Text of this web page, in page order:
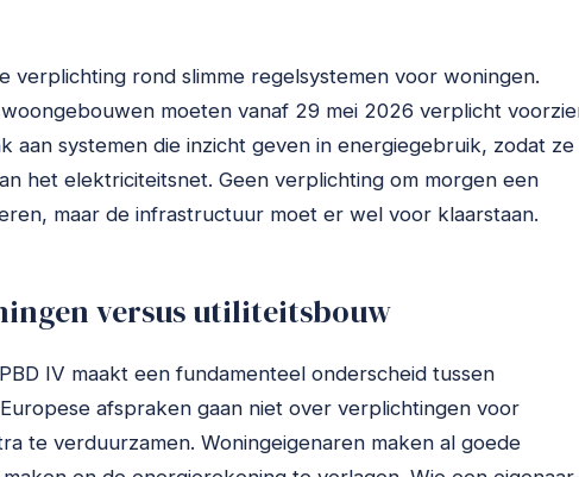
verplichting rond slimme regelsystemen voor woningen.
moeten vanaf 29 mei 2026 verplicht
aan systemen die inzicht geven in energiegebruik, zodat ze
het elektriciteitsnet. Geen verplichting om morgen een
maar de infrastructuur moet er wel voor klaarstaan.
versus utiliteitsbouw
IV maakt een fundamenteel onderscheid tussen
afspraken gaan niet over verplichtingen voor
te verduurzamen. Woningeigenaren maken al goede